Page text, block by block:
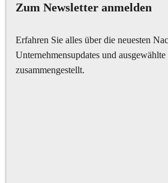
Zum Newsletter anmelden
Erfahren Sie alles über die neuesten
Unternehmensupdates und
zusammengestellt.